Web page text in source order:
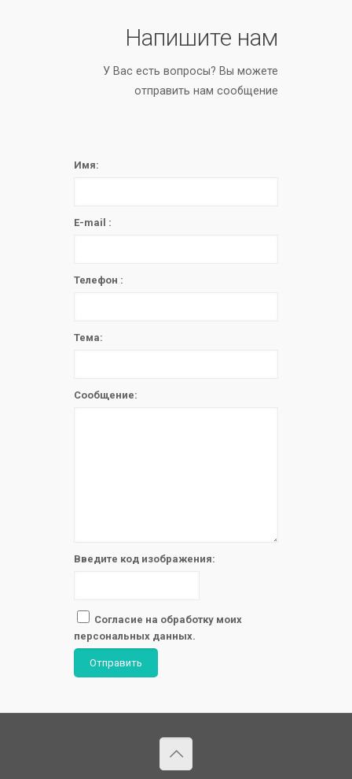
Напишите нам
У Вас есть вопросы? Вы можете
отправить нам сообщение
Имя:
E-mail :
Телефон :
Тема:
Сообщение:
Введите код изображения:
Согласие на обработку моих
персональных данных.
Отправить